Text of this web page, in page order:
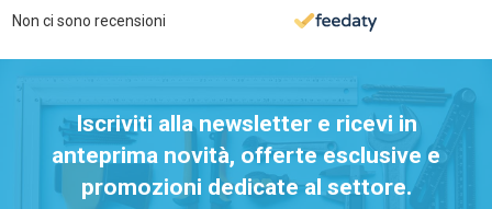
Non ci sono recensioni
Iscriviti alla newsletter e ricevi in
anteprima novità, offerte esclusive e
promozioni dedicate al settore.